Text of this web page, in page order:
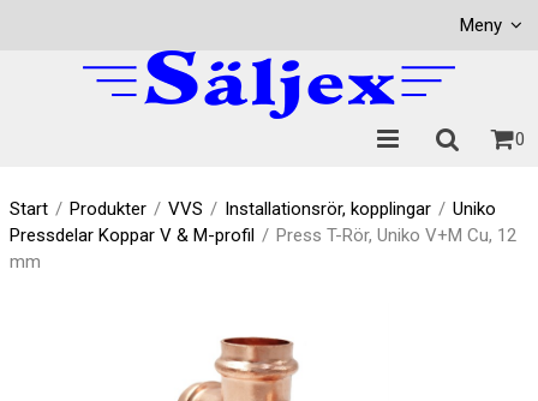
Meny
0
Start / Produkter / VVS / Installationsrör, kopplingar / Uniko
Pressdelar Koppar V & M-profil / Press T-Rör, Uniko V+M Cu, 12
mm